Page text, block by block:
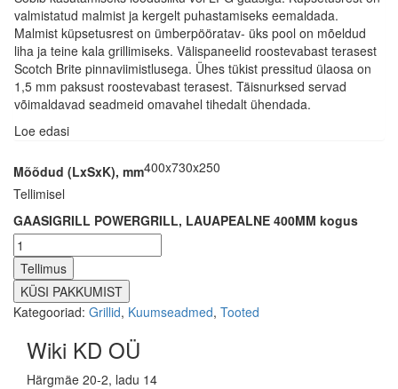
valmistatud malmist ja kergelt puhastamiseks eemaldada.
Malmist küpsetusrest on ümberpööratav- üks pool on mõeldud
liha ja teine kala grillimiseks. Välispaneelid roostevabast terasest
Scotch Brite pinnaviimistlusega. Ühes tükist pressitud ülaosa on
1,5 mm paksust roostevabast terasest. Täisnurksed servad
võimaldavad seadmeid omavahel tihedalt ühendada.
Loe edasi
Mõõdud (LxSxK), mm400x730x250
Tellimisel
GAASIGRILL POWERGRILL, LAUAPEALNE 400MM kogus
Tellimus
Kategooriad: Grillid, Kuumseadmed, Tooted
Wiki KD OÜ
Härgmäe 20-2, ladu 14